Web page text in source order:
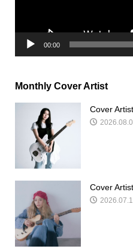
00:00
Monthly Cover Artist
Cover
Cover